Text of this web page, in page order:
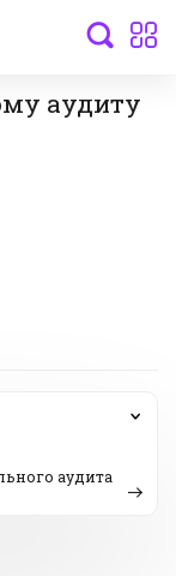
аудиту
аудита